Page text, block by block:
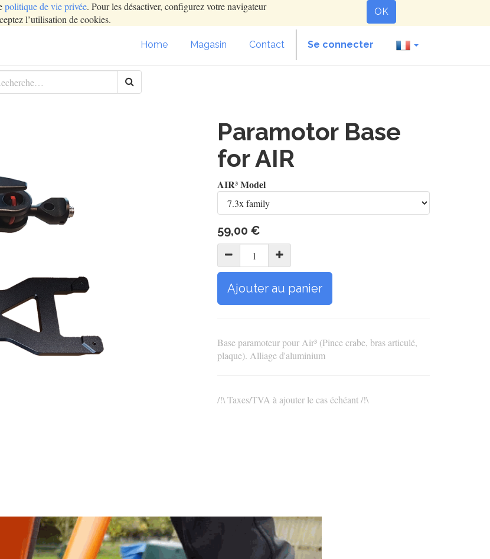
politique de vie privée. Pour les désactiver, configurez votre navigateur
l’utilisation de cookies.
OK
Home Magasin Contact Se connecter
Paramotor Base
for AIR
AIR³ Model
59,00 €
Ajouter au panier
Base paramoteur pour Air³ (Pince crabe, bras articulé,
plaque). Alliage d'aluminium
/!\ Taxes/TVA à ajouter le cas échéant /!\